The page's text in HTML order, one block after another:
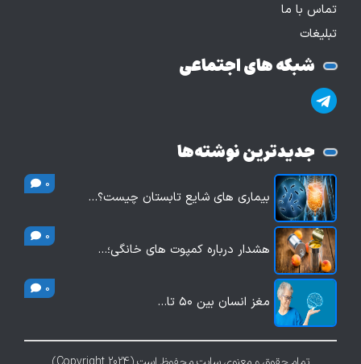
تماس با ما
تبلیغات
شبکه های اجتماعی
جدیدترین نوشته‌ها
بیماری های شایع تابستان چیست؟…
0
هشدار درباره کمپوت های خانگی؛…
0
مغز انسان بین ۵۰ تا…
0